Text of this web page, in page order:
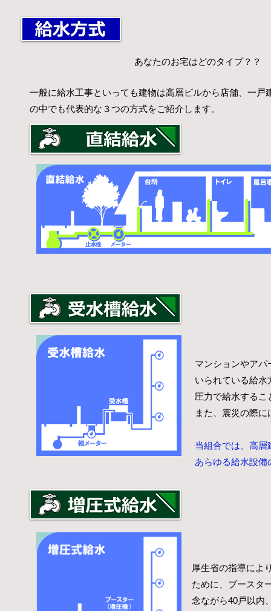
​あなたのお宅はどのタイプ？？
一般に給水工事といっても建物は高層ビルから店舗、一
の中でも代表的な３つの方式をご紹介します。
マンションやア
いられている給
圧力で給水するこ
また、震災の際
当組合では、高
あらゆる給水設
厚生省の指導によ
ために、ブースタ
念ながら40戸以内